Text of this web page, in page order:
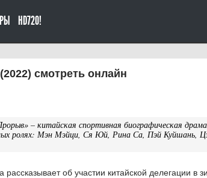
HD720!
смотреть онлайн
– китайская спортивная биографическая
ролях: Мэн Мэйци, Ся Юй, Рина Са, Пэй Куйшань,
рассказывает об участии китайской делегации в